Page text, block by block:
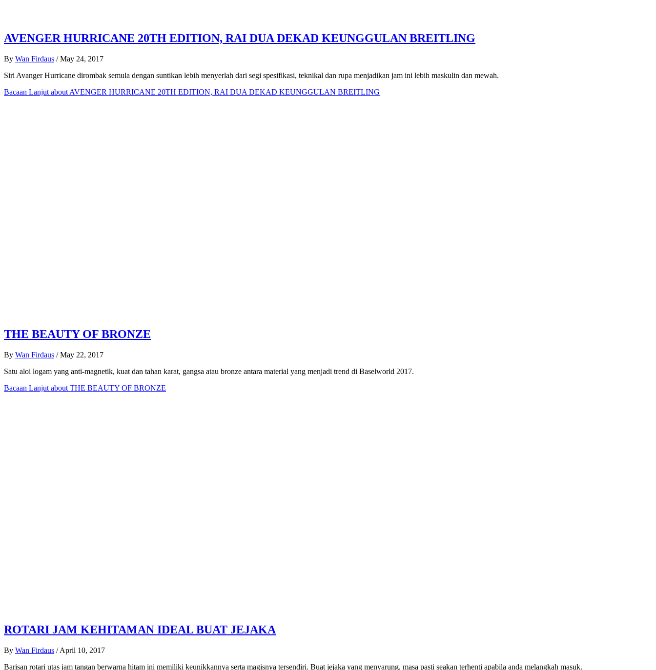
AVENGER HURRICANE 20TH EDITION, RAI DUA DEKAD KEUNGGULAN BREITLING
By Wan Firdaus / May 24, 2017
Siri Avanger Hurricane dirombak semula dengan suntikan lebih menyerlah dari segi spesifikasi, teknikal dan rupa menjadikan jam ini lebih maskulin dan mewah.
Bacaan Lanjut about AVENGER HURRICANE 20TH EDITION, RAI DUA DEKAD KEUNGGULAN BREITLING
THE BEAUTY OF BRONZE
By Wan Firdaus / May 22, 2017
Satu aloi logam yang anti-magnetik, kuat dan tahan karat, gangsa atau bronze antara material yang menjadi trend di Baselworld 2017.
Bacaan Lanjut about THE BEAUTY OF BRONZE
ROTARI JAM KEHITAMAN IDEAL BUAT JEJAKA
By Wan Firdaus / April 10, 2017
Barisan rotari utas jam tangan berwarna hitam ini memiliki keunikkannya serta magisnya tersendiri. Buat jejaka yang menyarung, masa pasti seakan terhenti apabila anda melangkah masuk.